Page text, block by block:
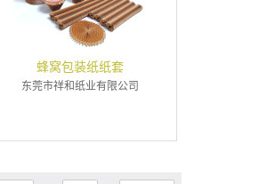
蜂窝包装纸纸套
东莞市祥和纸业有限公司